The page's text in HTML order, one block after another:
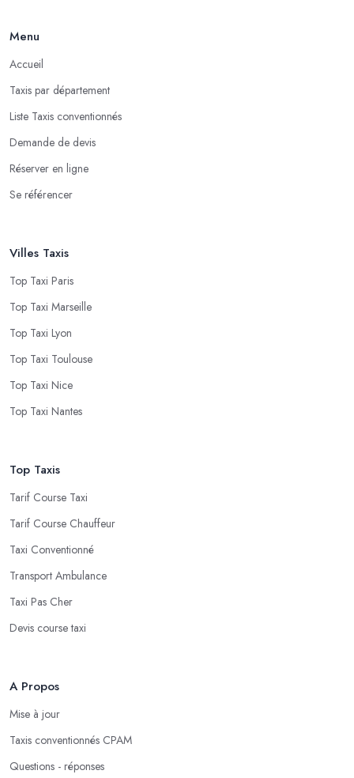
Menu
Accueil
Taxis par département
Liste Taxis conventionnés
Demande de devis
Réserver en ligne
Se référencer
Villes Taxis
Top Taxi Paris
Top Taxi Marseille
Top Taxi Lyon
Top Taxi Toulouse
Top Taxi Nice
Top Taxi Nantes
Top Taxis
Tarif Course Taxi
Tarif Course Chauffeur
Taxi Conventionné
Transport Ambulance
Taxi Pas Cher
Devis course taxi
A Propos
Mise à jour
Taxis conventionnés CPAM
Questions - réponses